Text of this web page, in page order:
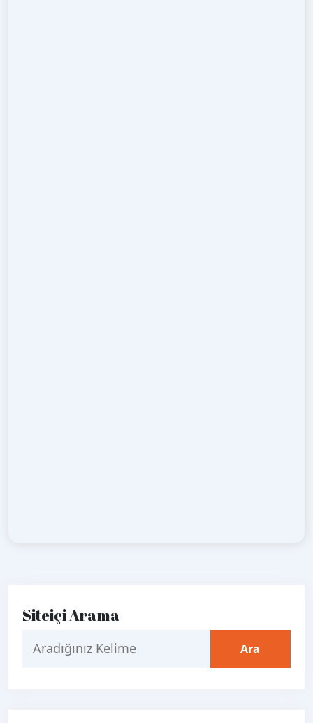
Siteiçi Arama